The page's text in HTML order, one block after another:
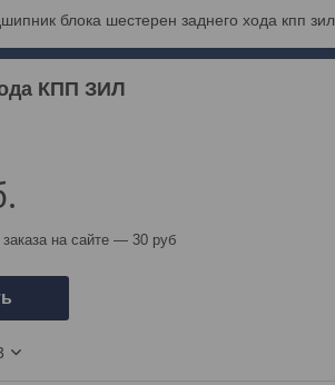
блока шестерен заднего хода кпп зил
КПП ЗИЛ
на сайте — 30 руб